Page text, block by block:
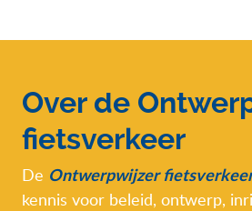
Over de
fietsverkeer
De Ontwerpwijzer
kennis voor beleid, ontwerp,